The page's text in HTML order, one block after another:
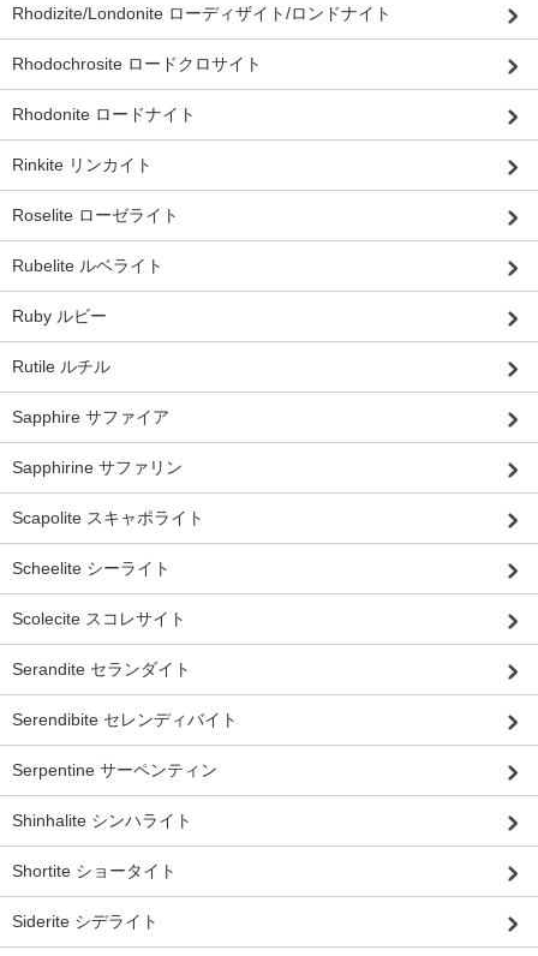
Rhodizite/Londonite ローディザイト/ロンドナイト
Rhodochrosite ロードクロサイト
Rhodonite ロードナイト
Rinkite リンカイト
Roselite ローゼライト
Rubelite ルベライト
Ruby ルビー
Rutile ルチル
Sapphire サファイア
Sapphirine サファリン
Scapolite スキャポライト
Scheelite シーライト
Scolecite スコレサイト
Serandite セランダイト
Serendibite セレンディバイト
Serpentine サーペンティン
Shinhalite シンハライト
Shortite ショータイト
Siderite シデライト